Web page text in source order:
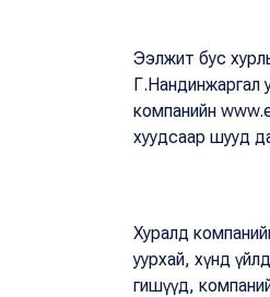
Ээлжит бус
Г.Нандинжаргал
компанийн
хуудсаар шууд
Хуралд
уурхай, хүнд
гишүүд,